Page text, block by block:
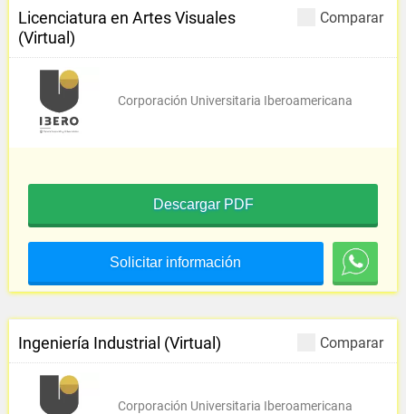
Comparar
Licenciatura en Artes Visuales
(Virtual)
Corporación Universitaria Iberoamericana
Descargar PDF
Solicitar información
Comparar
Ingeniería Industrial (Virtual)
Corporación Universitaria Iberoamericana